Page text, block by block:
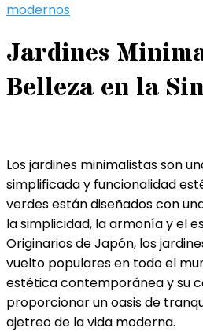
modernos
Jardines
Belleza en la
Los jardines minimalistas son
simplificada y funcionalidad
verdes están diseñados con
la simplicidad, la armonía y el
Originarios de Japón, los
vuelto populares en todo el
estética contemporánea y su
proporcionar un oasis de
ajetreo de la vida moderna.